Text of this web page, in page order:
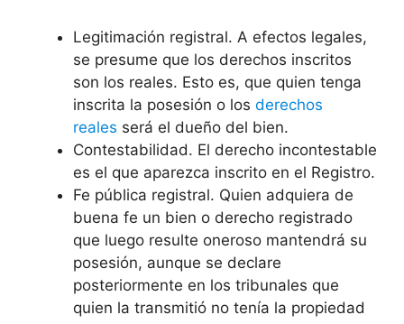
Legitimación registral. A efectos legales,
se presume que los derechos inscritos
son los reales. Esto es, que quien tenga
inscrita la posesión o los derechos
reales será el dueño del bien.
Contestabilidad. El derecho incontestable
es el que aparezca inscrito en el Registro.
Fe pública registral. Quien adquiera de
buena fe un bien o derecho registrado
que luego resulte oneroso mantendrá su
posesión, aunque se declare
posteriormente en los tribunales que
quien la transmitió no tenía la propiedad